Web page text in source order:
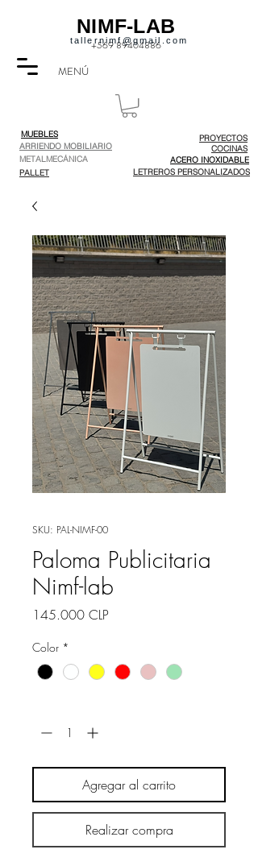
+569 89404886
NIMF-LAB
tallernimf@gmail.com
MENÚ
MUEBLES
ACERO INOXIDABLE
PROYECTOS
METALMECÁNICA
ARRIENDO MOBILIARIO
PALLET LETREROS PERSONALIZADOS
COCINAS
SKU: PAL-NIMF-00
Paloma Publicitaria
Nimf-lab
145.000 CLP
Color *
Agregar al carrito
Realizar compra